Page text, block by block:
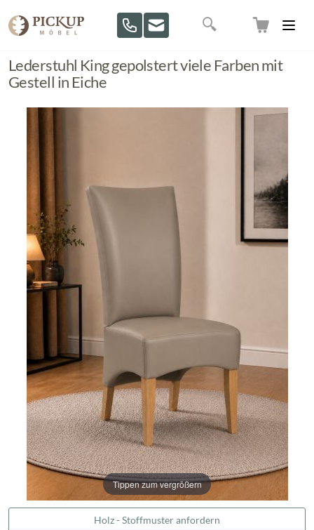
Suche
Lederstuhl King gepolstert viele Farben mit
Gestell in Eiche
Tippen zum vergrößern
Holz - Stoffmuster anfordern